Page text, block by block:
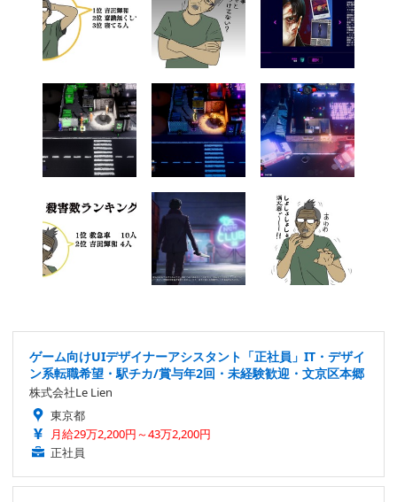
ゲーム向けUIデザイナーアシスタント「正社員」IT・デザイ
ン系転職希望・駅チカ/賞与年2回・未経験歓迎・文京区本郷
株式会社Le Lien
東京都
月給29万2,200円～43万2,200円
正社員